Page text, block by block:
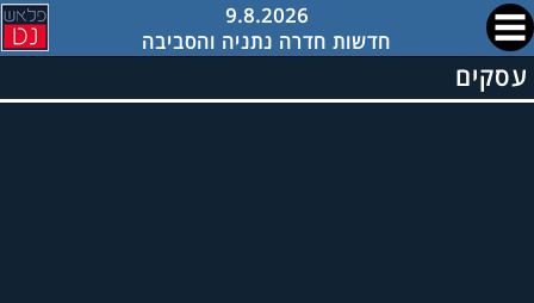
9.8.2026
חדשות חדרה נתניה והסביבה
עסקים